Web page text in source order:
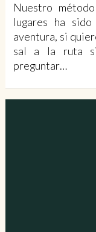
Nuestro
lugares ha
aventura, si
sal a la ruta
preguntar…